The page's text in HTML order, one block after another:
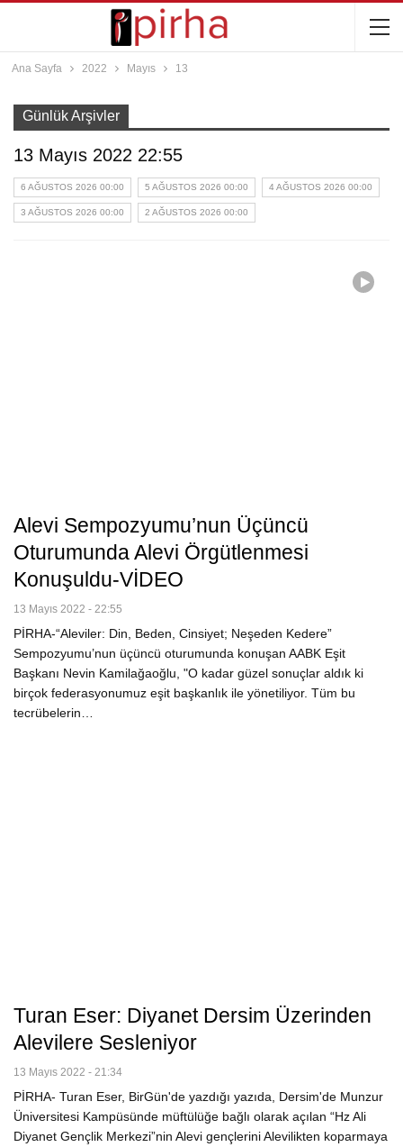
Ana Sayfa 2022 Mayıs 13
Günlük Arşivler
13 Mayıs 2022 22:55
6 AĞUSTOS 2026 00:00 5 AĞUSTOS 2026 00:00 4 AĞUSTOS 2026 00:00
3 AĞUSTOS 2026 00:00 2 AĞUSTOS 2026 00:00
Alevi Sempozyumu’nun Üçüncü
Oturumunda Alevi Örgütlenmesi
Konuşuldu-VİDEO
13 Mayıs 2022 - 22:55
PİRHA-“Aleviler: Din, Beden, Cinsiyet; Neşeden Kedere”
Sempozyumu’nun üçüncü oturumunda konuşan AABK Eşit
Başkanı Nevin Kamilağaoğlu, "O kadar güzel sonuçlar aldık ki
birçok federasyonumuz eşit başkanlık ile yönetiliyor. Tüm bu
tecrübelerin…
Turan Eser: Diyanet Dersim Üzerinden
Alevilere Sesleniyor
13 Mayıs 2022 - 21:34
PİRHA- Turan Eser, BirGün'de yazdığı yazıda, Dersim'de Munzur
Üniversitesi Kampüsünde müftülüğe bağlı olarak açılan “Hz Ali
Diyanet Gençlik Merkezi”nin Alevi gençlerini Alevilikten koparmaya